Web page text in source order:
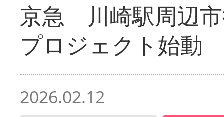
京急 川崎駅周辺
プロジェクト始動
2026.02.12